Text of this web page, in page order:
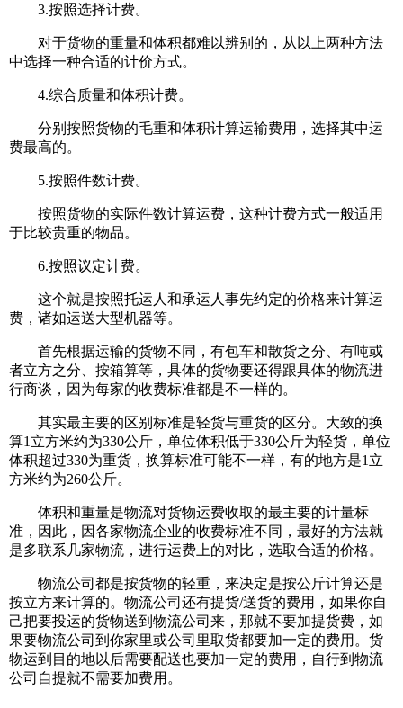
3.按照选择计费。
对于货物的重量和体积都难以辨别的，从以上两种方法
中选择一种合适的计价方式。
4.综合质量和体积计费。
分别按照货物的毛重和体积计算运输费用，选择其中运
费最高的。
5.按照件数计费。
按照货物的实际件数计算运费，这种计费方式一般适用
于比较贵重的物品。
6.按照议定计费。
这个就是按照托运人和承运人事先约定的价格来计算运
费，诸如运送大型机器等。
首先根据运输的货物不同，有包车和散货之分、有吨或
者立方之分、按箱算等，具体的货物要还得跟具体的物流进
行商谈，因为每家的收费标准都是不一样的。
其实最主要的区别标准是轻货与重货的区分。大致的换
算1立方米约为330公斤，单位体积低于330公斤为轻货，单位
体积超过330为重货，换算标准可能不一样，有的地方是1立
方米约为260公斤。
体积和重量是物流对货物运费收取的最主要的计量标
准，因此，因各家物流企业的收费标准不同，最好的方法就
是多联系几家物流，进行运费上的对比，选取合适的价格。
物流公司都是按货物的轻重，来决定是按公斤计算还是
按立方来计算的。物流公司还有提货/送货的费用，如果你自
己把要投运的货物送到物流公司来，那就不要加提货费，如
果要物流公司到你家里或公司里取货都要加一定的费用。货
物运到目的地以后需要配送也要加一定的费用，自行到物流
公司自提就不需要加费用。